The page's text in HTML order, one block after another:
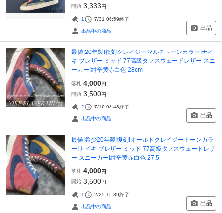
開始 3,333円
1 7/31 06:59終了
出品中の商品 出品
最値!20年製!復刻クレイジーマルチトーンカラー!ナイ
キ ブレザー ミッド 77高級タフスウェードレザー スニ
ーカー!紺辛黄赤白色 28cm
落札 4,000円
開始 3,500円
2 7/16 03:43終了
出品中の商品 出品
最値!希少20年製!復刻!オールドクレイジートーンカラ
ー!ナイキ ブレザー ミッド 77高級タフスウェードレザ
ー スニーカー!紺辛黄赤白色 27.5
落札 4,000円
開始 3,500円
1 2/25 15:39終了
出品中の商品 出品